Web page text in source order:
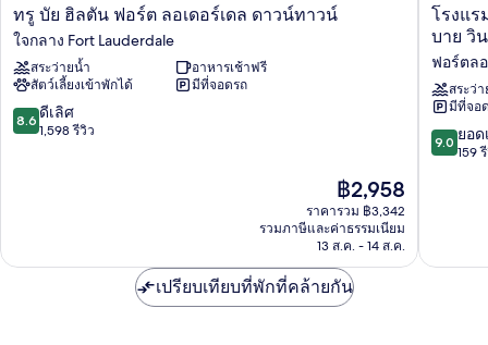
ทรู
บัย
ฮิล
ตัน
ฟ
อร์ต
ลอเด
ทรู บัย ฮิลตัน ฟอร์ต ลอเดอร์เดล ดาวน์ทาวน์
ใจกลาง Fort Lauderdale
สระว่ายน้ำ
อาหารเช้าฟรี
สัตว์เลี้ยงเข้าพักได้
มีที่จอดรถ
8.6
จาก
8.6 ดีเลิศ
1,598 รีวิว
ราคา
ปัจจุบัน
คือ
฿2,958
฿2,958
ราคารวม ฿3,342
รวมภาษีและค่าธรรมเนียม
13 ส.ค. - 14 ส.ค.
โรงแรม
บาร์
เฮา
ส์
โฮ
เทล,
เทรดมา
แฮม
โรงแร
บาย วิ
ฟอร์ตล
สระว่
มีที่จอ
9.0
จาก
9.0 ยอด
159
เปรียบเทียบที่พักที่คล้ายกัน